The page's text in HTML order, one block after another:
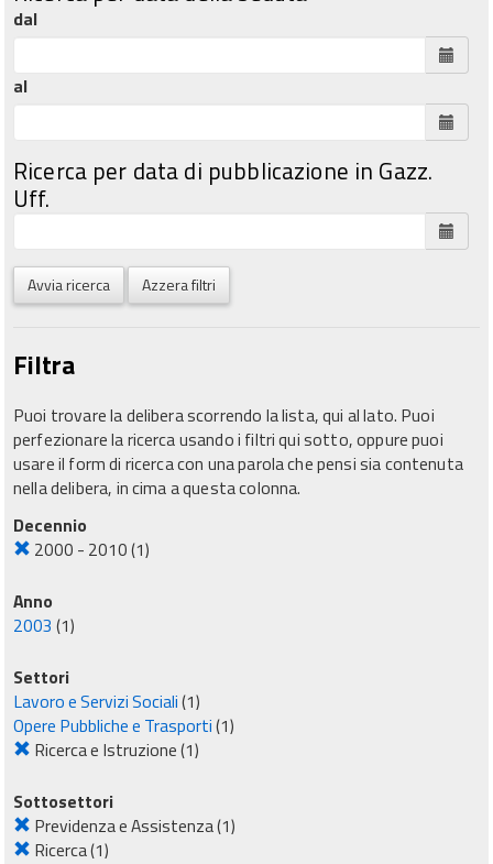
dal
al
Ricerca per data di pubblicazione in Gazz.
Uff.
Avvia ricerca Azzera filtri
Filtra
Puoi trovare la delibera scorrendo la lista, qui al lato. Puoi
perfezionare la ricerca usando i filtri qui sotto, oppure puoi
usare il form di ricerca con una parola che pensi sia contenuta
nella delibera, in cima a questa colonna.
Decennio
2000 - 2010(1)
Anno
2003 (1)
Settori
Lavoro e Servizi Sociali(1)
Opere Pubbliche e Trasporti(1)
Ricerca e Istruzione(1)
Sottosettori
Previdenza e Assistenza(1)
Ricerca(1)